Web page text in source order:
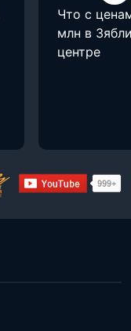
Что с
млн в
центре